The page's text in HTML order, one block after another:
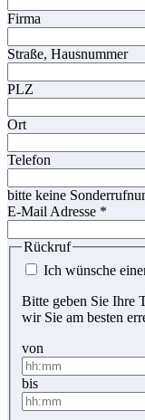
Firma
Straße, Hausnummer
PLZ
Ort
Telefon
bitte keine
E-Mail Adresse *
Rückruf
Ich wünsche
Bitte geben Sie Ihre
wir Sie am besten
von
bis